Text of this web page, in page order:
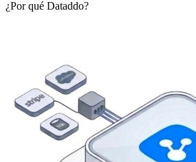
¿Por qué Dataddo?